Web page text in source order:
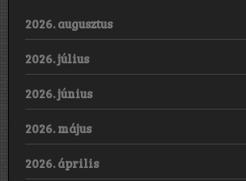
2026. augusztus
2026. július
2026. június
2026. május
2026. április